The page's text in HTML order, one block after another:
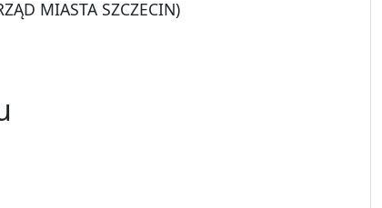
MIASTA SZCZECIN)